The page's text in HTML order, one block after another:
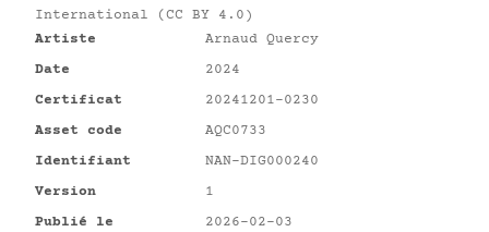
International (CC BY 4.0)
Artiste
Arnaud Quercy
Date
2024
Certificat
20241201-0230
Asset code
AQC0733
Identifiant
NAN-DIG000240
Version
1
Publié le
2026-02-03